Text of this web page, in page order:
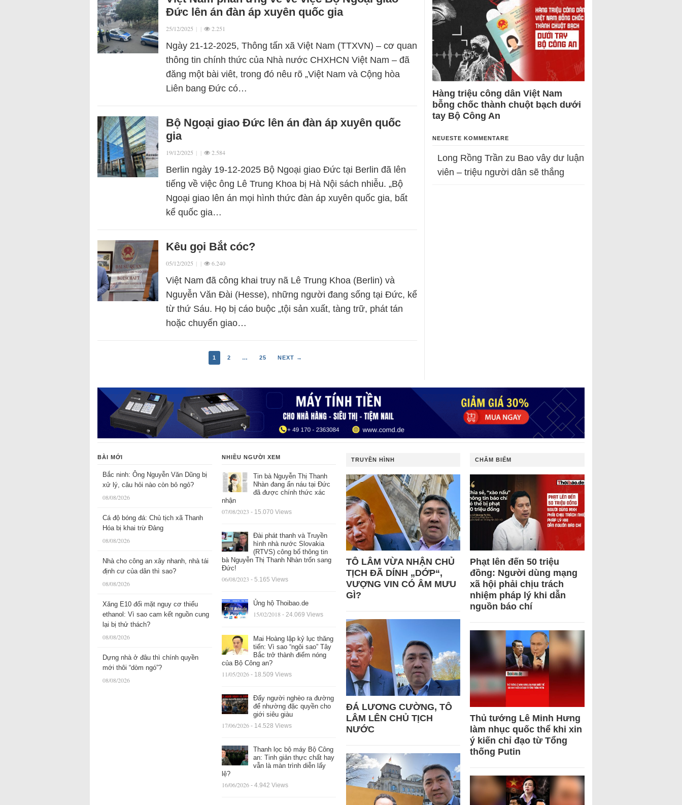
Đức lên án đàn áp xuyên quốc gia
25/12/2025 | | 2.251
Ngày 21-12-2025, Thông tấn xã Việt Nam (TTXVN) – cơ quan
thông tin chính thức của Nhà nước CHXHCN Việt Nam – đã
đăng một bài viêt, trong đó nêu rõ „Việt Nam và Cộng hòa
Liên bang Đức có…
Bộ Ngoại giao Đức lên án đàn áp xuyên quốc
gia
19/12/2025 | | 2.584
Berlin ngày 19-12-2025 Bộ Ngoại giao Đức tại Berlin đã lên
tiếng về việc ông Lê Trung Khoa bị Hà Nội sách nhiễu. „Bộ
Ngoại giao lên án mọi hình thức đàn áp xuyên quốc gia, bất
kể quốc gia…
Kêu gọi Bắt cóc?
05/12/2025 | | 6.240
Việt Nam đã công khai truy nã Lê Trung Khoa (Berlin) và
Nguyễn Văn Đài (Hesse), những người đang sống tại Đức, kể
từ thứ Sáu. Họ bị cáo buộc „tội sản xuất, tàng trữ, phát tán
hoặc chuyển giao…
1 2 … 25 NEXT →
Hàng triệu công dân Việt Nam
bỗng chốc thành chuột bạch dưới
tay Bộ Công An
NEUESTE KOMMENTARE
Long Rồng Trần zu Bao vây dư luận
viên – triệu người dân sẽ thắng
BÀI MỚI
Bắc ninh: Ông Nguyễn Văn Dũng bị
xử lý, câu hỏi nào còn bỏ ngỏ?
08/08/2026
Cá độ bóng đá: Chủ tịch xã Thanh
Hóa bị khai trừ Đảng
08/08/2026
Nhà cho công an xây nhanh, nhà tái
định cư của dân thì sao?
08/08/2026
Xăng E10 đối mặt nguy cơ thiếu
ethanol: Vì sao cam kết nguồn cung
lại bị thử thách?
08/08/2026
Dựng nhà ở đâu thì chính quyền
mới thôi “dòm ngó”?
08/08/2026
NHIỀU NGƯỜI XEM
Tin bà Nguyễn Thị Thanh
Nhàn đang ẩn náu tại Đức
đã được chính thức xác
nhận
07/08/2023 - 15.070 Views
Đài phát thanh và Truyền
hình nhà nước Slovakia
(RTVS) công bố thông tin
bà Nguyễn Thị Thanh Nhàn trốn sang
Đức!
06/08/2023 - 5.165 Views
Ủng hộ Thoibao.de
15/02/2018 - 24.069 Views
Mai Hoàng lập kỷ lục thăng
tiến: Vì sao “ngôi sao” Tây
Bắc trở thành điểm nóng
của Bộ Công an?
11/05/2026 - 18.509 Views
Đẩy người nghèo ra đường
để nhường đặc quyền cho
giới siêu giàu
17/06/2026 - 14.528 Views
Thanh lọc bộ máy Bộ Công
an: Tinh giản thực chất hay
vẫn là màn trình diễn lấy
lệ?
16/06/2026 - 4.942 Views
TRUYỀN HÌNH
TÔ LÂM VỪA NHẬN CHỦ
TỊCH ĐÃ DÍNH „DỚP“,
VƯỢNG VIN CÓ ÂM MƯU
GÌ?
ĐÁ LƯƠNG CƯỜNG, TÔ
LÂM LÊN CHỦ TỊCH
NƯỚC
CHÂM BIẾM
Phạt lên đến 50 triệu
đồng: Người dùng mạng
xã hội phải chịu trách
nhiệm pháp lý khi dẫn
nguồn báo chí
Thủ tướng Lê Minh Hưng
làm nhục quốc thể khi xin
ý kiến chỉ đạo từ Tổng
thống Putin